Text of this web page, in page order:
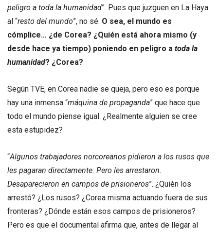
peligro a toda la humanidad”. Pues que juzguen en La Haya
al “resto del mundo”, no sé. O sea, el mundo es
cómplice… ¿de Corea? ¿Quién está ahora mismo (y
desde hace ya tiempo) poniendo en peligro a toda la
humanidad? ¿Corea?
Según TVE, en Corea nadie se queja, pero eso es porque
hay una inmensa “máquina de propaganda” que hace que
todo el mundo piense igual. ¿Realmente alguien se cree
esta estupidez?
“Algunos trabajadores norcoreanos pidieron a los rusos que
les pagaran directamente. Pero les arrestaron.
Desaparecieron en campos de prisioneros”. ¿Quién los
arrestó? ¿Los rusos? ¿Corea misma actuando fuera de sus
fronteras? ¿Dónde están esos campos de prisioneros?
Pero es que el documental afirma que, antes de llegar al